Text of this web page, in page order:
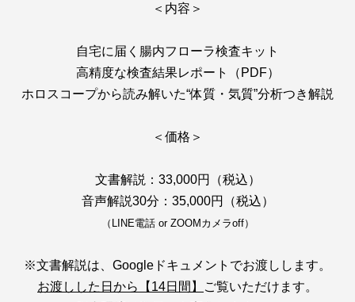
＜内容＞
自宅に届く腸内フローラ検査キット
高精度な検査結果レポート（PDF）
ホロスコープから読み解いた“体質・気質”分析つき解説
＜価格＞
文書解説：33,000円（税込）
音声解説30分：35,000円（税込）
（LINE電話 or ZOOMカメラoff）
※文書解説は、Googleドキュメントでお渡しします。
お渡しした日から【14日間】
ご覧いただけます。